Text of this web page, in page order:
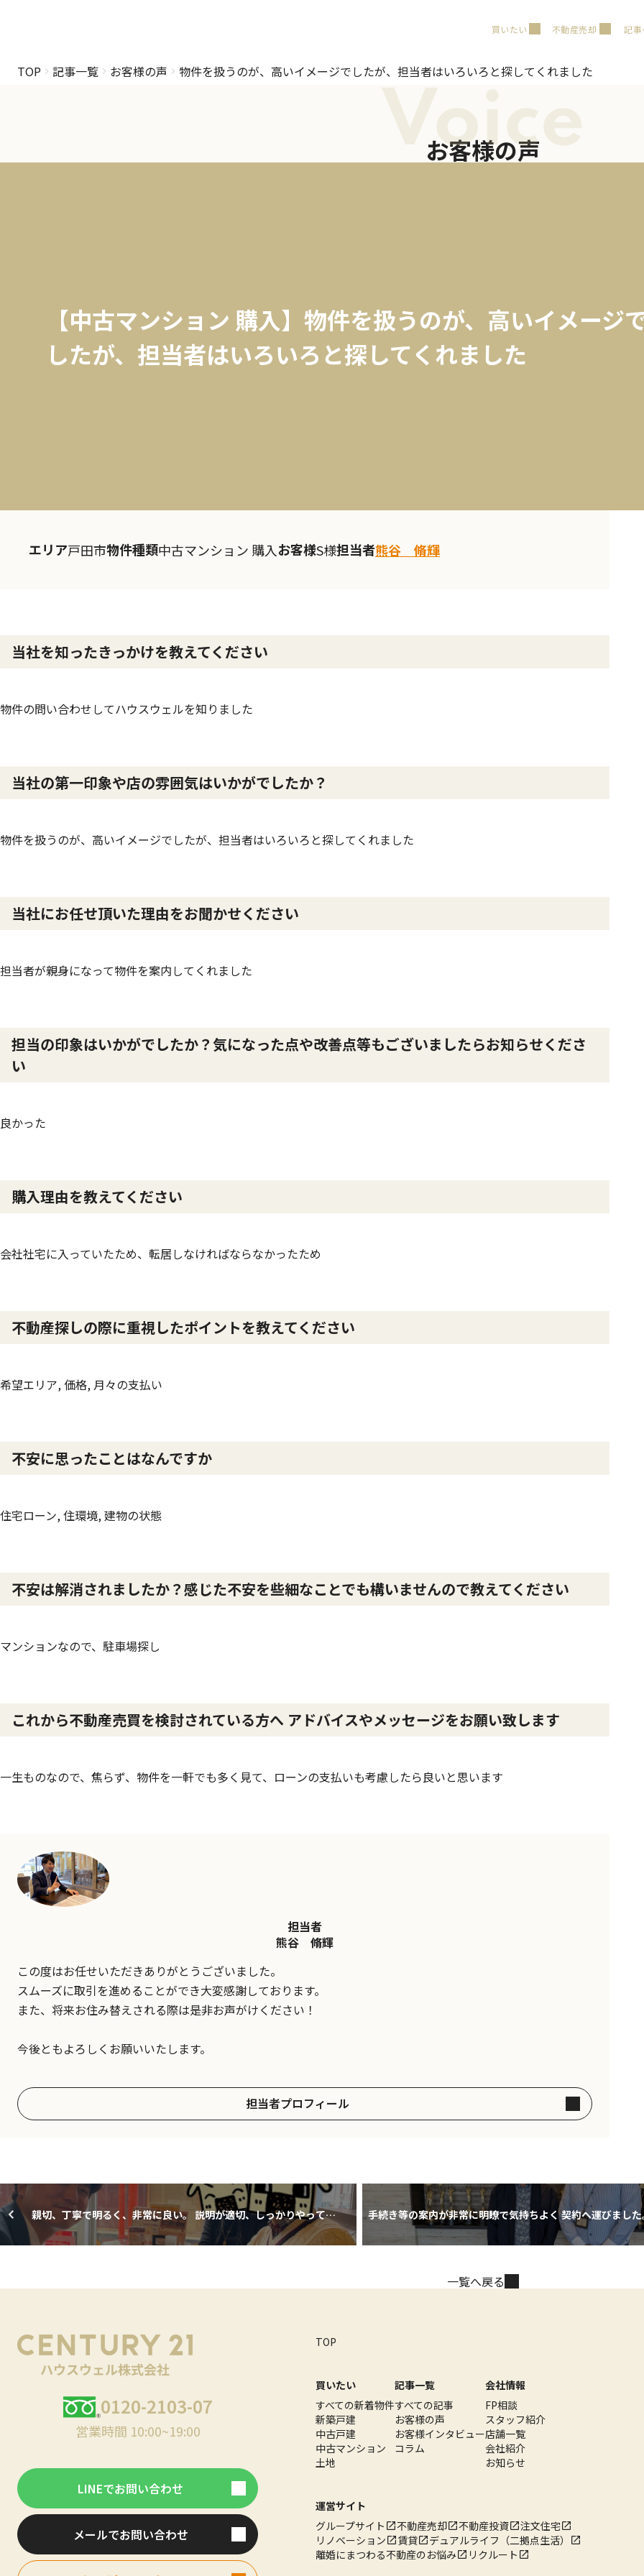
買いたい 不動産売却 記
TOP 記事一覧 お客様の声 物件を扱うのが、高いイメージでしたが、担当者はいろいろと探してくれました
Voice
お客様の声
【中古マンション 購入】物件を扱うのが、高いイメージ
したが、担当者はいろいろと探してくれました
エリア戸田市物件種類中古マンション 購入お客様S様担当者熊谷 脩輝
当社を知ったきっかけを教えてください
物件の問い合わせしてハウスウェルを知りました
当社の第一印象や店の雰囲気はいかがでしたか？
物件を扱うのが、高いイメージでしたが、担当者はいろいろと探してくれました
当社にお任せ頂いた理由をお聞かせください
担当者が親身になって物件を案内してくれました
担当の印象はいかがでしたか？気になった点や改善点等もございましたらお知らせくださ
い
良かった
購入理由を教えてください
会社社宅に入っていたため、転居しなければならなかったため
不動産探しの際に重視したポイントを教えてください
希望エリア, 価格, 月々の支払い
不安に思ったことはなんですか
住宅ローン, 住環境, 建物の状態
不安は解消されましたか？感じた不安を些細なことでも構いませんので教えてください
マンションなので、駐車場探し
これから不動産売買を検討されている方へ アドバイスやメッセージをお願い致します
一生ものなので、焦らず、物件を一軒でも多く見て、ローンの支払いも考慮したら良いと思います
担当者
熊谷 脩輝
この度はお任せいただきありがとうございました。
スムーズに取引を進めることができ大変感謝しております。
また、将来お住み替えされる際は是非お声がけください！
今後ともよろしくお願いいたします。
担当者プロフィール
親切、丁寧で明るく、非常に良い。 説明が適切、しっかりやってい
ただいた。
手続き等の案内が非常に明瞭で気持ちよく 契約へ運びまし
一覧へ戻る
0120-2103-07
営業時間 10:00~19:00
LINEでお問い合わせ
メールでお問い合わせ
TOP
買いたい
すべての新着物件
新築戸建
中古戸建
中古マンション
土地
記事一覧
すべての記事
お客様の声
お客様インタビュー
コラム
会社情報
FP相談
スタッフ紹介
店舗一覧
会社紹介
お知らせ
運営サイト
グループサイト
不動産売却 不動産投資
注文住宅
リノベーション
賃貸
デュアルライフ（二拠点生活）
離婚にまつわる不動産のお悩み
リクルート